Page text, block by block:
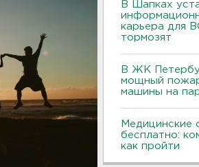
В Шапках
карьера для
тормозят
В ЖК
мощный
машины на
Медицинские
бесплатно:
как пройти